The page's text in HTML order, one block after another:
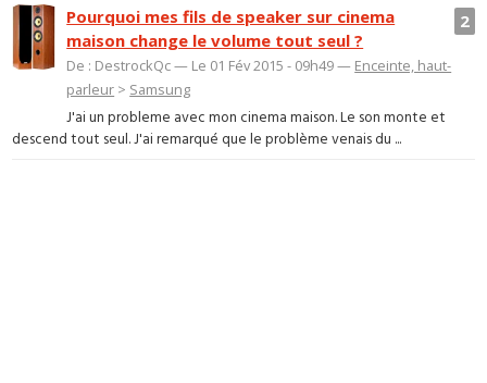
2
Pourquoi mes fils de speaker sur cinema
maison change le volume tout seul ?
De : DestrockQc — Le 01 Fév 2015 - 09h49 — Enceinte, haut-
parleur > Samsung
J'ai un probleme avec mon cinema maison. Le son monte et
descend tout seul. J'ai remarqué que le problème venais du ...